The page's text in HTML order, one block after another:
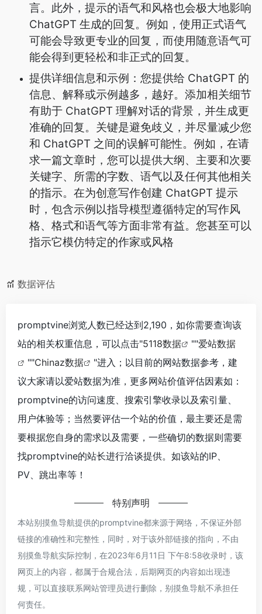
言。此外，提示的语气和风格也会极大地影响
ChatGPT 生成的回复。例如，使用正式语气
可能会导致更专业的回复，而使用随意语气可
能会得到更轻松和非正式的回复。
提供详细信息和示例：您提供给 ChatGPT 的
信息、解释或示例越多，越好。添加相关细节
有助于 ChatGPT 理解对话的背景，并生成更
准确的回复。关键是避免歧义，并尽量减少您
和 ChatGPT 之间的误解可能性。例如，在请
求一篇文章时，您可以提供大纲、主要和次要
关键字、所需的字数、语气以及任何其他相关
的指示。在为创意写作创建 ChatGPT 提示
时，包含示例以指导模型遵循特定的写作风
格、格式和语气等方面非常有益。您甚至可以
指示它模仿特定的作家或风格
数据评估
promptvine浏览人数已经达到2,190，如你需要查询该
站的相关权重信息，可以点击"5118数据 ""爱站数据
""Chinaz数据
"进入；以目前的网站数据参考，建
议大家请以爱站数据为准，更多网站价值评估因素如：
promptvine的访问速度、搜索引擎收录以及索引量、
用户体验等；当然要评估一个站的价值，最主要还是需
要根据您自身的需求以及需要，一些确切的数据则需要
找promptvine的站长进行洽谈提供。如该站的IP、
PV、跳出率等！
特别声明
本站别摸鱼导航提供的promptvine都来源于网络，不保证外部
链接的准确性和完整性，同时，对于该外部链接的指向，不由
别摸鱼导航实际控制，在2023年6月11日 下午8:58收录时，该
网页上的内容，都属于合规合法，后期网页的内容如出现违
规，可以直接联系网站管理员进行删除，别摸鱼导航不承担任
何责任。